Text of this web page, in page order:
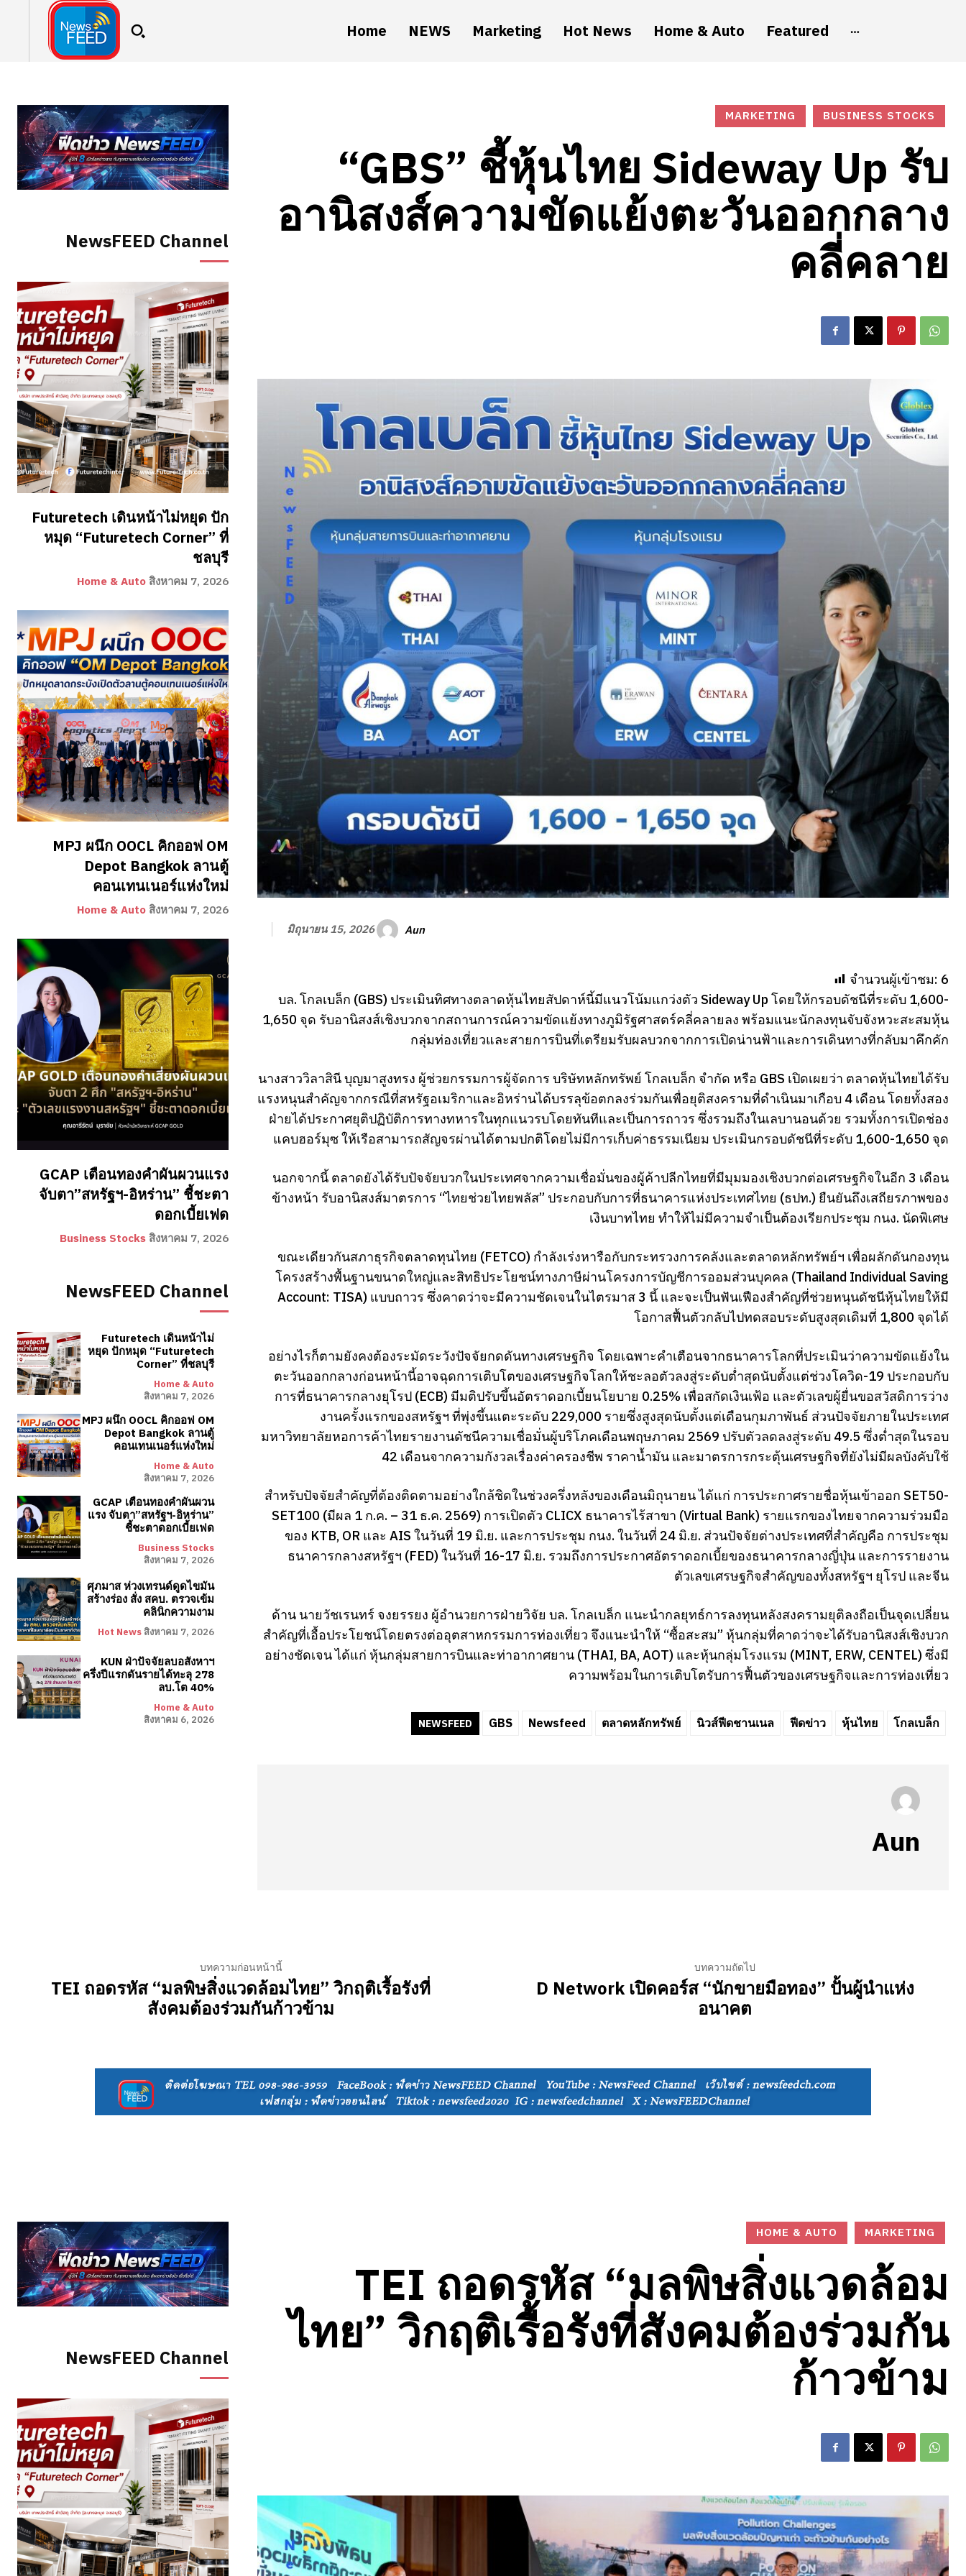
Home NEWS Marketing Hot News Home & Auto Featured
NewsFEED Channel
Futuretech เดินหน้าไม่หยุด ปัก
หมุด “Futuretech Corner” ที่
ชลบุรี
Home & Auto สิงหาคม 7, 2026
MPJ ผนึก OOCL คิกออฟ OM
Depot Bangkok ลานตู้
คอนเทนเนอร์แห่งใหม่
Home & Auto สิงหาคม 7, 2026
GCAP เตือนทองคำผันผวนแรง
จับตา”สหรัฐฯ-อิหร่าน” ชี้ชะตา
ดอกเบี้ยเฟด
Business Stocks สิงหาคม 7, 2026
NewsFEED Channel
Futuretech เดินหน้าไม่
หยุด ปักหมุด “Futuretech
Corner” ที่ชลบุรี
Home & Auto
สิงหาคม 7, 2026
MPJ ผนึก OOCL คิกออฟ OM
Depot Bangkok ลานตู้
คอนเทนเนอร์แห่งใหม่
Home & Auto
สิงหาคม 7, 2026
GCAP เตือนทองคำผันผวน
แรง จับตา”สหรัฐฯ-อิหร่าน”
ชี้ชะตาดอกเบี้ยเฟด
Business Stocks
สิงหาคม 7, 2026
ศุภมาส ห่วงเทรนด์ดูดไขมัน
สร้างร่อง สั่ง สคบ. ตรวจเข้ม
คลินิกความงาม
Hot News สิงหาคม 7, 2026
KUN ฝ่าปัจจัยลบอสังหาฯ
ครึ่งปีแรกดันรายได้ทะลุ 278
ลบ.โต 40%
Home & Auto
สิงหาคม 6, 2026
MARKETING BUSINESS STOCKS
“GBS” ชี้หุ้นไทย Sideway Up รับ
อานิสงส์ความขัดแย้งตะวันออกกลาง
คลี่คลาย
มิถุนายน 15, 2026 Aun
จำนวนผู้เข้าชม: 6
บล. โกลเบล็ก (GBS) ประเมินทิศทางตลาดหุ้นไทยสัปดาห์นี้มีแนวโน้มแกว่งตัว Sideway Up โดยให้กรอบดัชนีที่ระดับ 1,600-
1,650 จุด รับอานิสงส์เชิงบวกจากสถานการณ์ความขัดแย้งทางภูมิรัฐศาสตร์คลี่คลายลง พร้อมแนะนักลงทุนจับจังหวะสะสมหุ้น
กลุ่มท่องเที่ยวและสายการบินที่เตรียมรับผลบวกจากการเปิดน่านฟ้าและการเดินทางที่กลับมาคึกคัก
นางสาววิลาสินี บุญมาสูงทรง ผู้ช่วยกรรมการผู้จัดการ บริษัทหลักทรัพย์ โกลเบล็ก จำกัด หรือ GBS เปิดเผยว่า ตลาดหุ้นไทยได้รับ
แรงหนุนสำคัญจากกรณีที่สหรัฐอเมริกาและอิหร่านได้บรรลุข้อตกลงร่วมกันเพื่อยุติสงครามที่ดำเนินมาเกือบ 4 เดือน โดยทั้งสอง
ฝ่ายได้ประกาศยุติปฏิบัติการทางทหารในทุกแนวรบโดยทันทีและเป็นการถาวร ซึ่งรวมถึงในเลบานอนด้วย รวมทั้งการเปิดช่อง
แคบฮอร์มุซ ให้เรือสามารถสัญจรผ่านได้ตามปกติโดยไม่มีการเก็บค่าธรรมเนียม ประเมินกรอบดัชนีที่ระดับ 1,600-1,650 จุด
นอกจากนี้ ตลาดยังได้รับปัจจัยบวกในประเทศจากความเชื่อมั่นของผู้ค้าปลีกไทยที่มีมุมมองเชิงบวกต่อเศรษฐกิจในอีก 3 เดือน
ข้างหน้า รับอานิสงส์มาตรการ “ไทยช่วยไทยพลัส” ประกอบกับการที่ธนาคารแห่งประเทศไทย (ธปท.) ยืนยันถึงเสถียรภาพของ
เงินบาทไทย ทำให้ไม่มีความจำเป็นต้องเรียกประชุม กนง. นัดพิเศษ
ขณะเดียวกันสภาธุรกิจตลาดทุนไทย (FETCO) กำลังเร่งหารือกับกระทรวงการคลังและตลาดหลักทรัพย์ฯ เพื่อผลักดันกองทุน
โครงสร้างพื้นฐานขนาดใหญ่และสิทธิประโยชน์ทางภาษีผ่านโครงการบัญชีการออมส่วนบุคคล (Thailand Individual Saving
Account: TISA) แบบถาวร ซึ่งคาดว่าจะมีความชัดเจนในไตรมาส 3 นี้ และจะเป็นฟันเฟืองสำคัญที่ช่วยหนุนดัชนีหุ้นไทยให้มี
โอกาสฟื้นตัวกลับไปทดสอบระดับสูงสุดเดิมที่ 1,800 จุดได้
อย่างไรก็ตามยังคงต้องระมัดระวังปัจจัยกดดันทางเศรษฐกิจ โดยเฉพาะคำเตือนจากธนาคารโลกที่ประเมินว่าความขัดแย้งใน
ตะวันออกกลางก่อนหน้านี้อาจฉุดการเติบโตของเศรษฐกิจโลกให้ชะลอตัวลงสู่ระดับต่ำสุดนับตั้งแต่ช่วงโควิด-19 ประกอบกับ
การที่ธนาคารกลางยุโรป (ECB) มีมติปรับขึ้นอัตราดอกเบี้ยนโยบาย 0.25% เพื่อสกัดเงินเฟ้อ และตัวเลขผู้ยื่นขอสวัสดิการว่าง
งานครั้งแรกของสหรัฐฯ ที่พุ่งขึ้นแตะระดับ 229,000 รายซึ่งสูงสุดนับตั้งแต่เดือนกุมภาพันธ์ ส่วนปัจจัยภายในประเทศ
มหาวิทยาลัยหอการค้าไทยรายงานดัชนีความเชื่อมั่นผู้บริโภคเดือนพฤษภาคม 2569 ปรับตัวลดลงสู่ระดับ 49.5 ซึ่งต่ำสุดในรอบ
42 เดือนจากความกังวลเรื่องค่าครองชีพ ราคาน้ำมัน และมาตรการกระตุ้นเศรษฐกิจที่ยังไม่มีผลบังคับใช้
สำหรับปัจจัยสำคัญที่ต้องติดตามอย่างใกล้ชิดในช่วงครึ่งหลังของเดือนมิถุนายน ได้แก่ การประกาศรายชื่อหุ้นเข้าออก SET50-
SET100 (มีผล 1 ก.ค. – 31 ธ.ค. 2569) การเปิดตัว CLICX ธนาคารไร้สาขา (Virtual Bank) รายแรกของไทยจากความร่วมมือ
ของ KTB, OR และ AIS ในวันที่ 19 มิ.ย. และการประชุม กนง. ในวันที่ 24 มิ.ย. ส่วนปัจจัยต่างประเทศที่สำคัญคือ การประชุม
ธนาคารกลางสหรัฐฯ (FED) ในวันที่ 16-17 มิ.ย. รวมถึงการประกาศอัตราดอกเบี้ยของธนาคารกลางญี่ปุ่น และการรายงาน
ตัวเลขเศรษฐกิจสำคัญของทั้งสหรัฐฯ ยุโรป และจีน
ด้าน นายวัชเรนทร์ จงยรรยง ผู้อำนวยการฝ่ายวิจัย บล. โกลเบล็ก แนะนำกลยุทธ์การลงทุนหลังสงครามยุติลงถือเป็นจุดเปลี่ยน
สำคัญที่เอื้อประโยชน์โดยตรงต่ออุตสาหกรรมการท่องเที่ยว จึงแนะนำให้ “ซื้อสะสม” หุ้นกลุ่มที่คาดว่าจะได้รับอานิสงส์เชิงบวก
อย่างชัดเจน ได้แก่ หุ้นกลุ่มสายการบินและท่าอากาศยาน (THAI, BA, AOT) และหุ้นกลุ่มโรงแรม (MINT, ERW, CENTEL) ซึ่งมี
ความพร้อมในการเติบโตรับการฟื้นตัวของเศรษฐกิจและการท่องเที่ยว
NEWSFEED GBS Newsfeed ตลาดหลักทรัพย์ นิวส์ฟีดชานเนล ฟีดข่าว หุ้นไทย โกลเบล็ก
Aun
บทความก่อนหน้านี้
TEI ถอดรหัส “มลพิษสิ่งแวดล้อมไทย” วิกฤติเรื้อรังที่
สังคมต้องร่วมกันก้าวข้าม
บทความถัดไป
D Network เปิดคอร์ส “นักขายมือทอง” ปั้นผู้นำแห่ง
อนาคต